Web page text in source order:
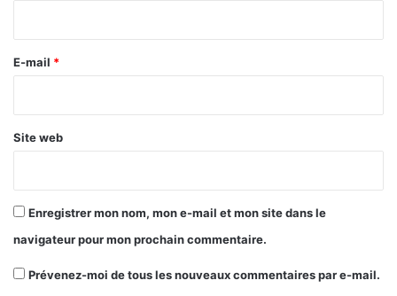
e
E-mail *
Site web
Enregistrer mon nom, mon e-mail et mon site dans le
navigateur pour mon prochain commentaire.
Prévenez-moi de tous les nouveaux commentaires par e-mail.